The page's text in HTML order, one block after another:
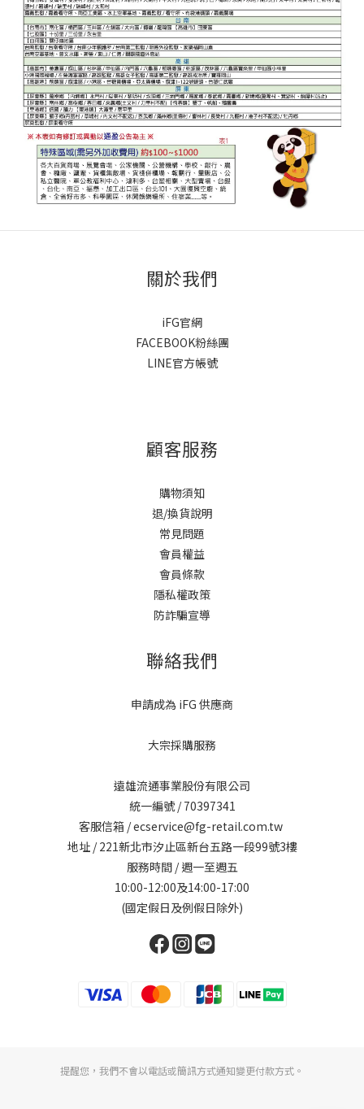
關於我們
iFG官網
FACEBOOK粉絲團
LINE官方帳號
顧客服務
購物須知
退/換貨說明
常見問題
會員權益
會員條款
隱私權政策
防詐騙宣導
聯絡我們
申請成為 iFG 供應商
大宗採購服務
遠雄流通事業股份有限公司
統一編號 / 70397341
客服信箱 / ecservice@fg-retail.com.tw
地址 / 221新北市汐止區新台五路一段99號3樓
服務時間 / 週一至週五
10:00-12:00及14:00-17:00
(國定假日及例假日除外)
提醒您，我們不會以電話或簡訊方式通知變更付款方式。